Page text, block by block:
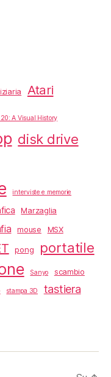
Atari
20: A Visual History
disk drive
interviste e memorie
Marzaglia
mouse MSX
pong portatile
Sanyo scambio
stampa 3D tastiera